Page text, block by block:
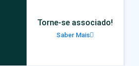
Torne-se associado!
Saber Mais